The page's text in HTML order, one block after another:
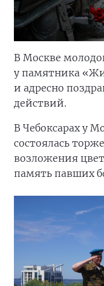
В Москве
у памятника
и адресно
действий.
В Чебоксарах у
состоялась
возложения
память павших